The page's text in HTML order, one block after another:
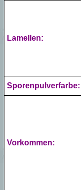
Lamellen:
Sporenpulverfarbe:
Vorkommen: